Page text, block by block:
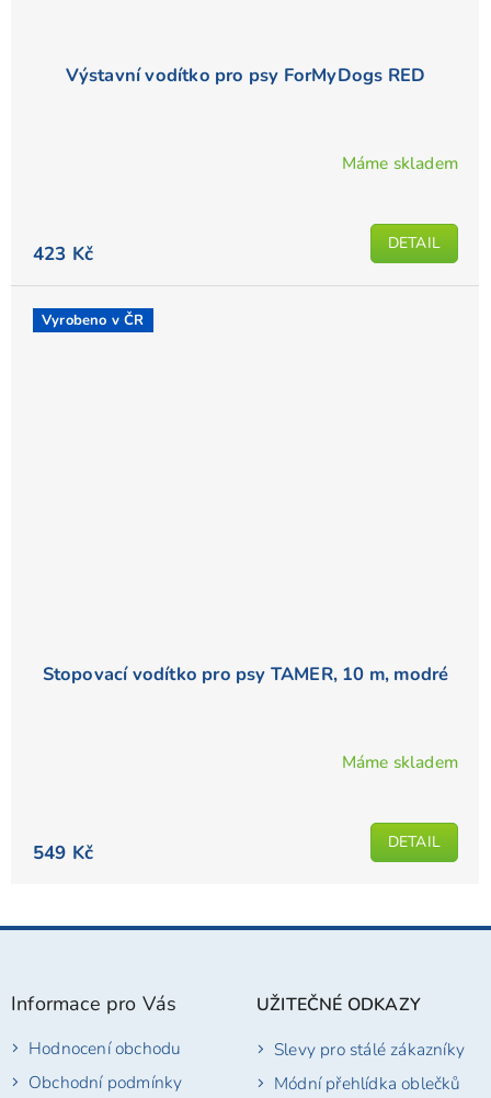
Výstavní vodítko pro psy ForMyDogs RED
Máme skladem
423 Kč DETAIL
Vyrobeno v ČR
Stopovací vodítko pro psy TAMER, 10 m, modré
Máme skladem
549 Kč DETAIL
Z
Informace pro Vás
Hodnocení obchodu
Obchodní podmínky
UŽITEČNÉ ODKAZY
Slevy pro stálé zákazníky
Módní přehlídka oblečků